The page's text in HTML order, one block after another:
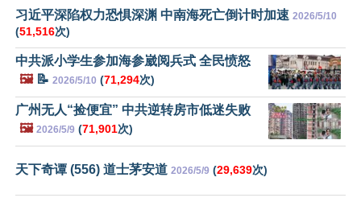
习近平深陷权力恐惧深渊 中南海死亡倒计时加速 2026/5/10
(51,516次)
中共派小学生参加海参崴阅兵式 全民愤怒
🖼️📝 2026/5/10 (71,294次)
广州无人“捡便宜” 中共逆转房市低迷失败
🖼️ 2026/5/9 (71,901次)
天下奇谭 (556) 道士茅安道 2026/5/9 (29,639次)